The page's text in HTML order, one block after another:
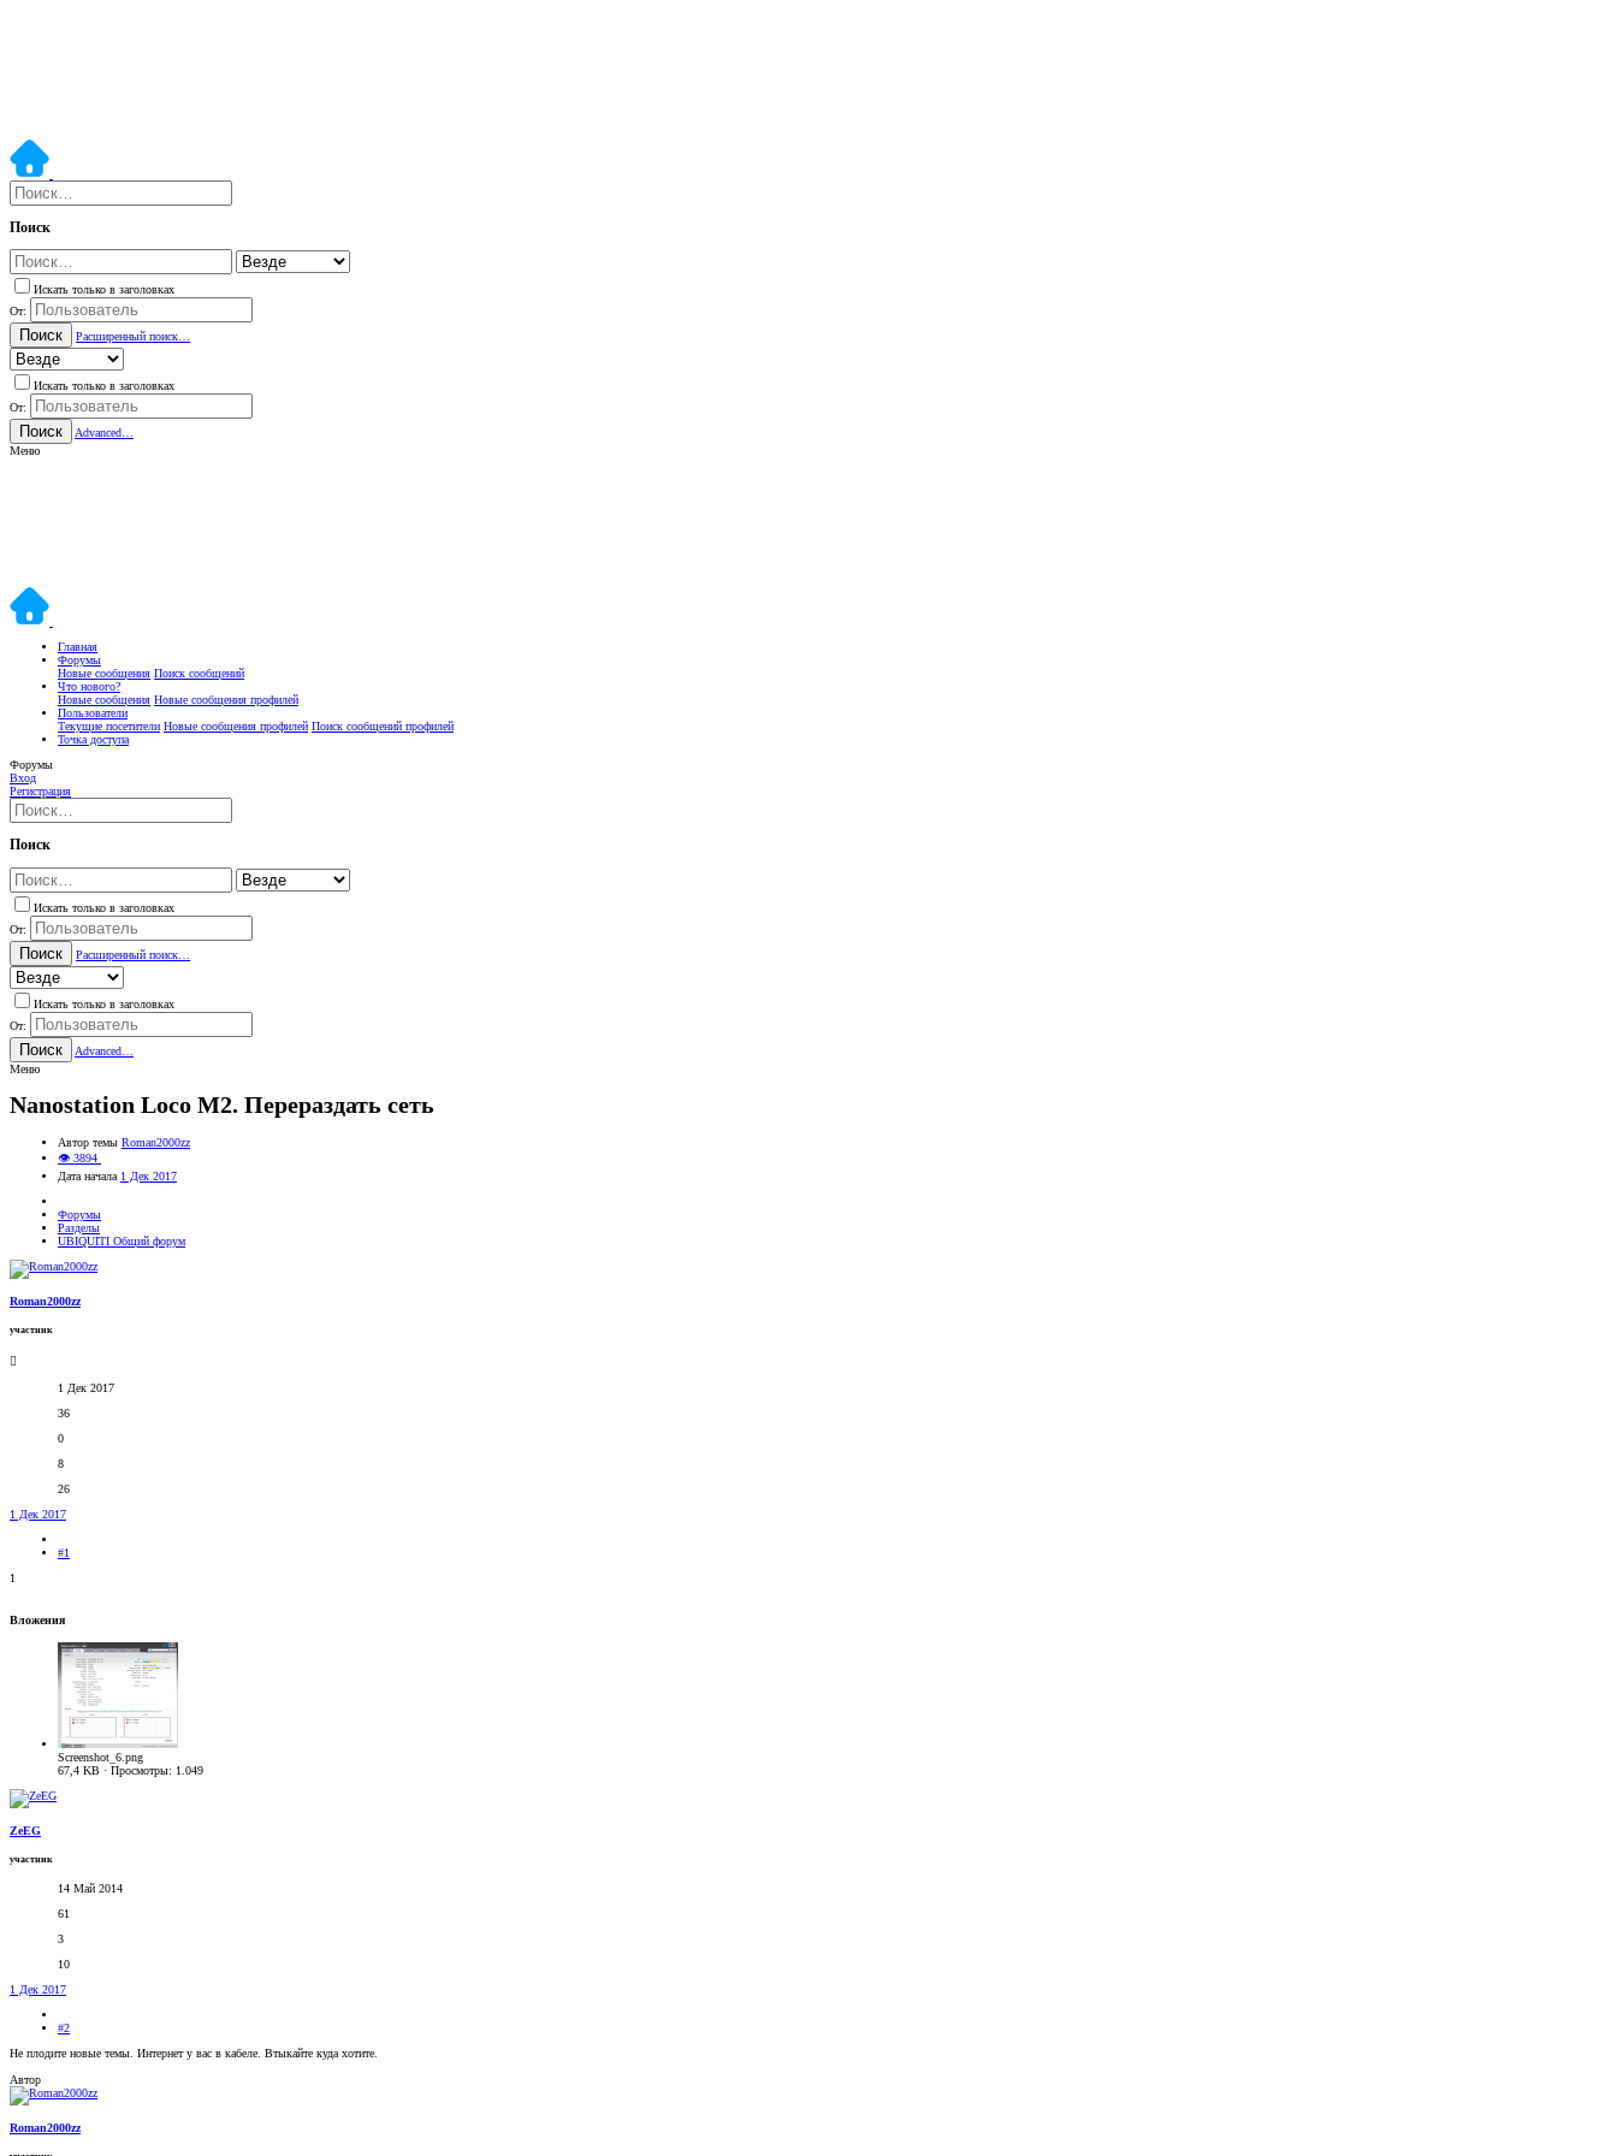
Поиск
Искать только в заголовках
От:
Поиск Расширенный поиск…
Искать только в заголовках
От:
Поиск
Advanced…
Меню
Главная
Форумы
Новые сообщения Поиск сообщений
Что нового?
Новые сообщения Новые сообщения профилей
Пользователи
Текущие посетители Новые сообщения профилей Поиск сообщений профилей
Точка доступа
Форумы
Вход
Регистрация
Поиск
Искать только в заголовках
От:
Поиск Расширенный поиск…
Искать только в заголовках
От:
Поиск
Advanced…
Меню
Nanostation Loco M2. Перераздать сеть
Автор темы Roman2000zz
👁 3894
Дата начала 1 Дек 2017
Форумы
Разделы
UBIQUITI Общий форум
Roman2000zz
участник
1 Дек 2017
36
0
8
26
1 Дек 2017
#1
1
Вложения
Screenshot_6.png
67,4 KB · Просмотры: 1.049
ZeEG
участник
14 Май 2014
61
3
10
1 Дек 2017
#2
Не плодите новые темы. Интернет у вас в кабеле. Втыкайте куда хотите.
Автор
Roman2000zz